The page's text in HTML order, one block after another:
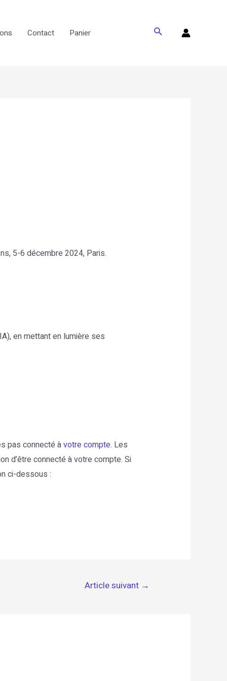
Contact Panier Rechercher
5-6 décembre 2024, Paris.
en mettant en lumière ses
pas connecté àvotre compte. Les
d’être connecté à votre compte. Si
ci-dessous :
Article suivant →